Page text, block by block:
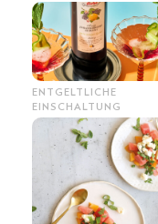
ENTGELTLICHE
EINSCHALTUNG